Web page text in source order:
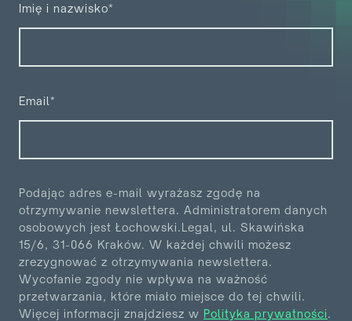
Imię i nazwisko*
Email*
Podając adres e-mail wyrażasz zgodę na
otrzymywanie newslettera. Administratorem danych
osobowych jest Łochowski.Legal, ul. Skawińska
15/6, 31-066 Kraków. W każdej chwili możesz
zrezygnować z otrzymywania newslettera.
Wycofanie zgody nie wpływa na ważność
przetwarzania, które miało miejsce do tej chwili.
Więcej informacji znajdziesz w Polityka prywatności.